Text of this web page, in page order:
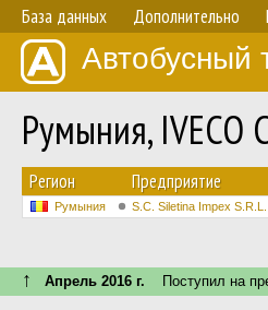
База данных Дополнительно
Автобусный
Румыния, IVECO
Регион Предприятие
Румыния S.C. Siletina Impex
↑ Апрель 2016 г. Поступил на